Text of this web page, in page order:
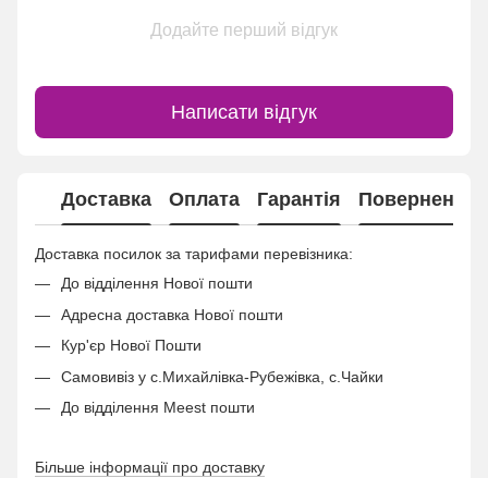
Додайте перший відгук
Написати відгук
Доставка Оплата Гарантія Повернення
Доставка посилок за тарифами перевізника:
До відділення Нової пошти
Адресна доставка Нової пошти
Кур'єр Нової Пошти
Самовивіз у с.Михайлівка-Рубежівка, с.Чайки
До відділення Meest пошти
Більше інформації про доставку